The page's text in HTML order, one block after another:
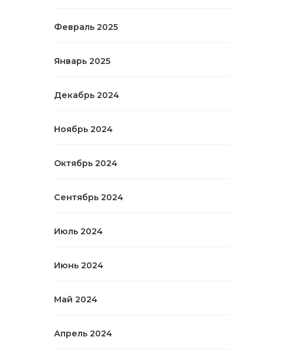
Февраль 2025
Январь 2025
Декабрь 2024
Ноябрь 2024
Октябрь 2024
Сентябрь 2024
Июль 2024
Июнь 2024
Май 2024
Апрель 2024